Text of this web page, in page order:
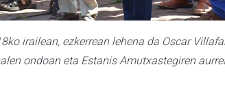
irailean, ezkerrean lehena da Oscar
ondoan eta Estanis Amutxastegiren